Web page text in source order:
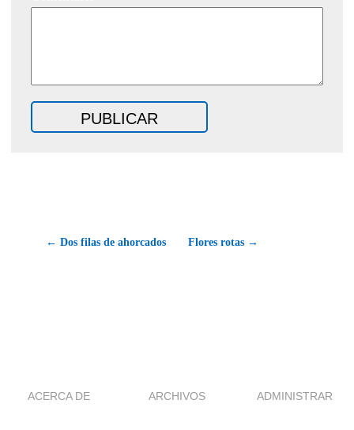
← Dos filas de ahorcados Flores rotas →
ACERCA DE ARCHIVOS ADMINISTRAR